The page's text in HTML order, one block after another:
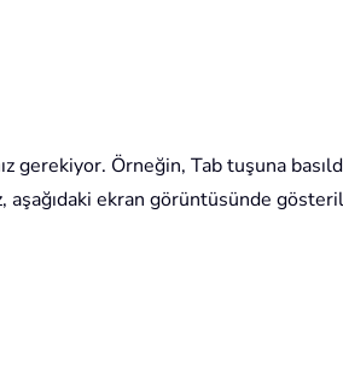
gerekiyor. Örneğin, Tab tuşuna
ekran görüntüsünde